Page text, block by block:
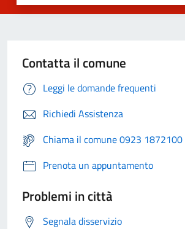
Contatta il comune
Leggi le domande frequenti
Richiedi Assistenza
Chiama il comune 0923 1872100
Prenota un appuntamento
Problemi in città
Segnala disservizio